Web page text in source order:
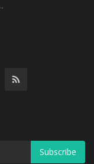
Subscribe